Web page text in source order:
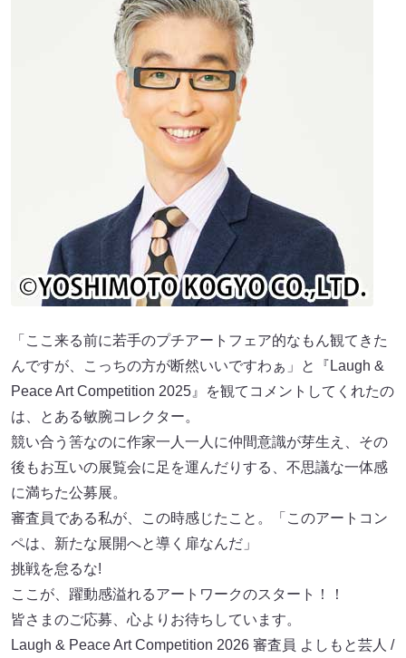
「ここ来る前に若手のプチアートフェア的なもん観てきた
んですが、こっちの方が断然いいですわぁ」と『Laugh &
Peace Art Competition 2025』を観てコメントしてくれたの
は、とある敏腕コレクター。
競い合う筈なのに作家一人一人に仲間意識が芽生え、その
後もお互いの展覧会に足を運んだりする、不思議な一体感
に満ちた公募展。
審査員である私が、この時感じたこと。「このアートコン
ペは、新たな展開へと導く扉なんだ」
挑戦を怠るな!
ここが、躍動感溢れるアートワークのスタート！！
皆さまのご応募、心よりお待ちしています。
Laugh & Peace Art Competition 2026 審査員 よしもと芸人 /